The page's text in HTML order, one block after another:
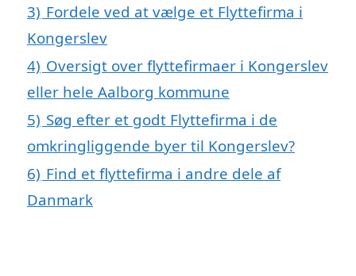
3) Fordele ved at vælge et Flyttefirma i
Kongerslev
4) Oversigt over flyttefirmaer i Kongerslev
eller hele Aalborg kommune
5) Søg efter et godt Flyttefirma i de
omkringliggende byer til Kongerslev?
6) Find et flyttefirma i andre dele af
Danmark